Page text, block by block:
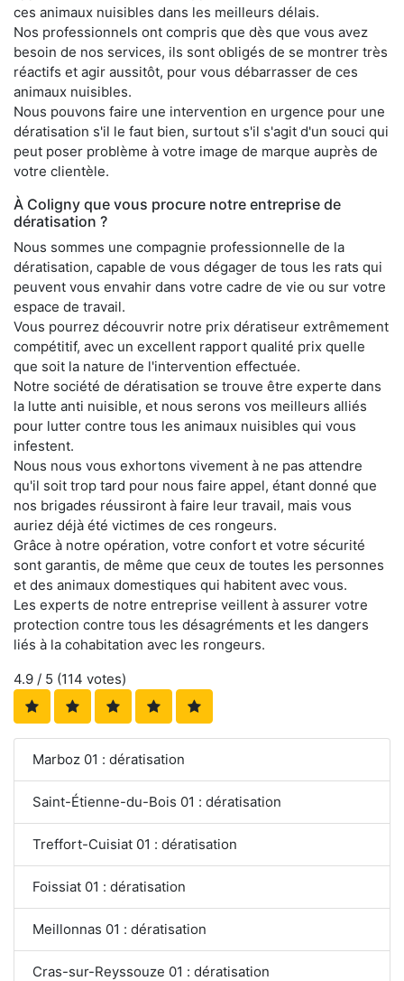
ces animaux nuisibles dans les meilleurs délais.
Nos professionnels ont compris que dès que vous avez
besoin de nos services, ils sont obligés de se montrer très
réactifs et agir aussitôt, pour vous débarrasser de ces
animaux nuisibles.
Nous pouvons faire une intervention en urgence pour une
dératisation s'il le faut bien, surtout s'il s'agit d'un souci qui
peut poser problème à votre image de marque auprès de
votre clientèle.
À Coligny que vous procure notre entreprise de
dératisation ?
Nous sommes une compagnie professionnelle de la
dératisation, capable de vous dégager de tous les rats qui
peuvent vous envahir dans votre cadre de vie ou sur votre
espace de travail.
Vous pourrez découvrir notre prix dératiseur extrêmement
compétitif, avec un excellent rapport qualité prix quelle
que soit la nature de l'intervention effectuée.
Notre société de dératisation se trouve être experte dans
la lutte anti nuisible, et nous serons vos meilleurs alliés
pour lutter contre tous les animaux nuisibles qui vous
infestent.
Nous nous vous exhortons vivement à ne pas attendre
qu'il soit trop tard pour nous faire appel, étant donné que
nos brigades réussiront à faire leur travail, mais vous
auriez déjà été victimes de ces rongeurs.
Grâce à notre opération, votre confort et votre sécurité
sont garantis, de même que ceux de toutes les personnes
et des animaux domestiques qui habitent avec vous.
Les experts de notre entreprise veillent à assurer votre
protection contre tous les désagréments et les dangers
liés à la cohabitation avec les rongeurs.
4.9 / 5 (114 votes)
Marboz 01 : dératisation
Saint-Étienne-du-Bois 01 : dératisation
Treffort-Cuisiat 01 : dératisation
Foissiat 01 : dératisation
Meillonnas 01 : dératisation
Cras-sur-Reyssouze 01 : dératisation